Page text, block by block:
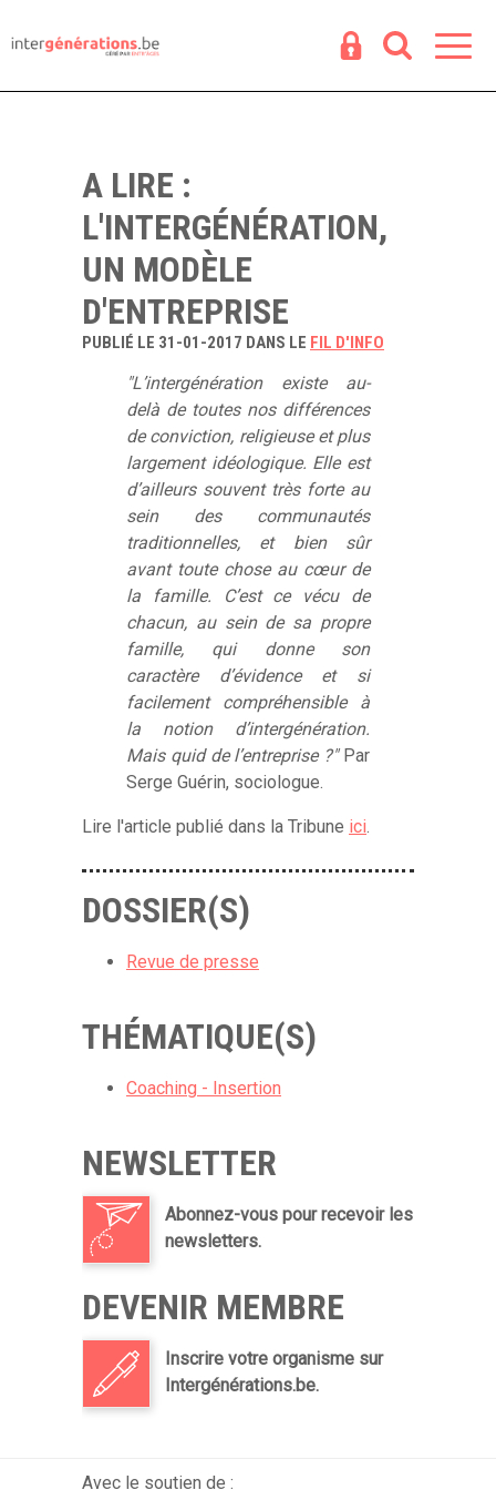
A LIRE :
L'INTERGÉNÉRATION,
UN MODÈLE
D'ENTREPRISE
PUBLIÉ LE 31-01-2017 DANS LE FIL D'INFO
"L’intergénération existe au-
delà de toutes nos différences
de conviction, religieuse et plus
largement idéologique. Elle est
d’ailleurs souvent très forte au
sein des communautés
traditionnelles, et bien sûr
avant toute chose au cœur de
la famille. C’est ce vécu de
chacun, au sein de sa propre
famille, qui donne son
caractère d’évidence et si
facilement compréhensible à
la notion d’intergénération.
Mais quid de l’entreprise ?"Par
Serge Guérin, sociologue.
Lire l'article publié dans la Tribune ici.
DOSSIER(S)
Revue de presse
THÉMATIQUE(S)
Coaching - Insertion
NEWSLETTER
Abonnez-vous pour recevoir les
newsletters.
DEVENIR MEMBRE
Inscrire votre organisme sur
Intergénérations.be.
Avec le soutien de :